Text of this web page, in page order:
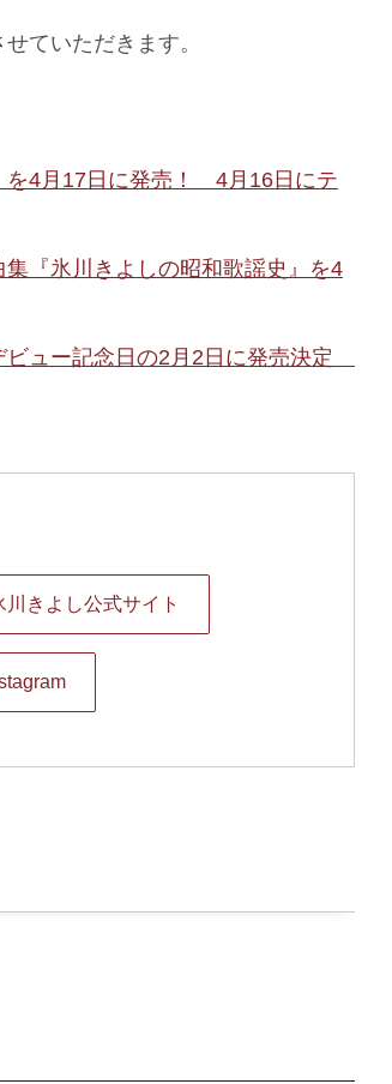
ていただきます。
を4月17日に発売！ 4月16日にテ
『氷川きよしの昭和歌謡史』を4
ビュー記念日の2月2日に発売決定
川きよし公式サイト